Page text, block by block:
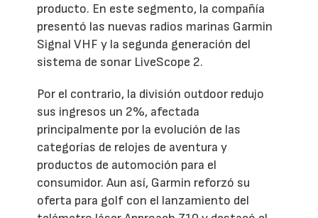
producto. En este segmento, la compañía
presentó las nuevas radios marinas Garmin
Signal VHF y la segunda generación del
sistema de sonar LiveScope 2.
Por el contrario, la división outdoor redujo
sus ingresos un 2%, afectada
principalmente por la evolución de las
categorías de relojes de aventura y
productos de automoción para el
consumidor. Aun así, Garmin reforzó su
oferta para golf con el lanzamiento del